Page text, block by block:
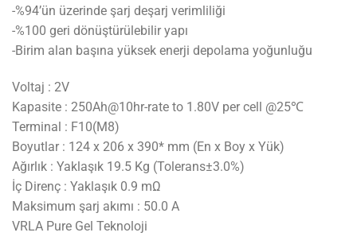
-%94’ün üzerinde şarj deşarj verimliliği
-%100 geri dönüştürülebilir yapı
-Birim alan başına yüksek enerji depolama yoğunluğu
Voltaj : 2V
Kapasite : 250Ah@10hr-rate to 1.80V per cell @25℃
Terminal : F10(M8)
Boyutlar : 124 x 206 x 390* mm (En x Boy x Yük)
Ağırlık : Yaklaşık 19.5 Kg (Tolerans±3.0%)
İç Direnç : Yaklaşık 0.9 mΩ
Maksimum şarj akımı : 50.0 A
VRLA Pure Gel Teknoloji